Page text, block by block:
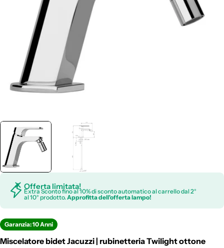
supporto 0 in modalità modale
Offerta limitata!
Extra Sconto fino al 10% di sconto automatico al carrello dal 2°
al 10° prodotto.Approfitta dell'offerta lampo!
Garanzia: 10 Anni
Miscelatore bidet Jacuzzi | rubinetteria Twilight ottone